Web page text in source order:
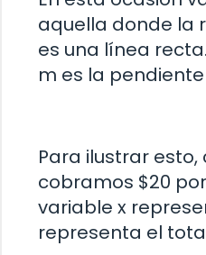
aquella donde la
es una línea
m es la
Para ilustrar
cobramos $20
variable x
representa el